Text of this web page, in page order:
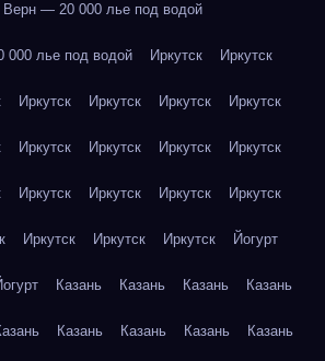
— 20 000 лье под водой
лье под водой Иркутск Иркутск
Иркутск Иркутск Иркутск Иркутск
Иркутск Иркутск Иркутск Иркутск
Иркутск Иркутск Иркутск Иркутск
Иркутск Иркутск Иркутск Йогурт
Казань Казань Казань Казань
Казань Казань Казань Казань